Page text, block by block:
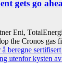
gets go
Eni,
the Cronos gas
beregne
utenfor kysten